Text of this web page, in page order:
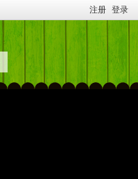
注册 登录